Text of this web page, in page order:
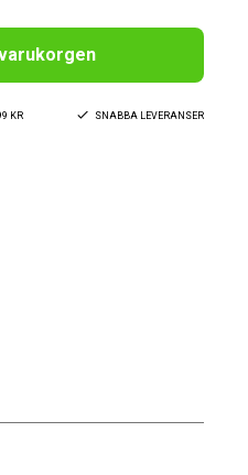
KR SNABBA LEVERANSER